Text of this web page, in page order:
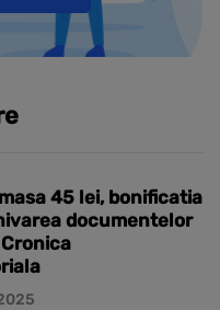
45 lei, bonificatia
documentelor